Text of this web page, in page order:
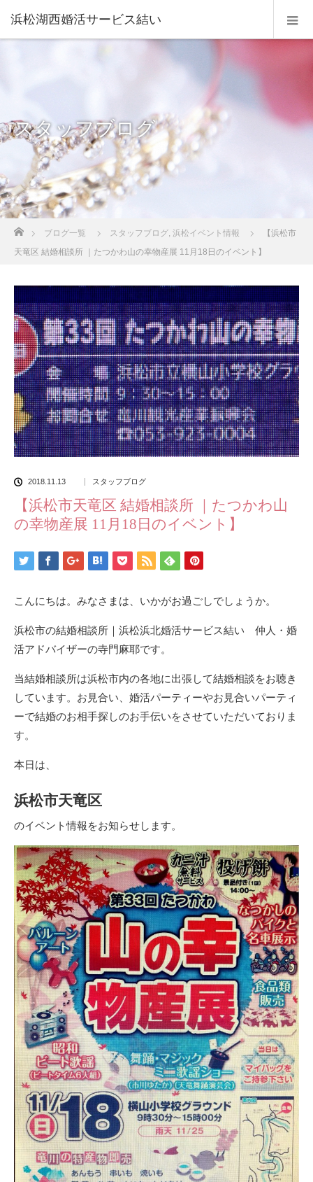
浜松湖西婚活サービス結い
スタッフブログ
ブログ一覧 スタッフブログ, 浜松イベント情報
【浜松市
天竜区 結婚相談所 ｜たつかわ山の幸物産展 11月18日のイベント】
2018.11.13 スタッフブログ
【浜松市天竜区 結婚相談所 ｜たつかわ山
の幸物産展 11月18日のイベント】
こんにちは。みなさまは、いかがお過ごしでしょうか。
浜松市の結婚相談所｜浜松浜北婚活サービス結い 仲人・婚
活アドバイザーの寺門麻耶です。
当結婚相談所は浜松市内の各地に出張して結婚相談をお聴き
しています。お見合い、婚活パーティーやお見合いパーティ
ーで結婚のお相手探しのお手伝いをさせていただいておりま
す。
本日は、
浜松市天竜区
のイベント情報をお知らせします。